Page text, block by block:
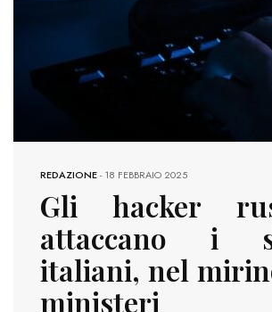
REDAZIONE-18 FEBBRAIO 2025
Gli hacker
attaccano i
italiani, nel
ministeri